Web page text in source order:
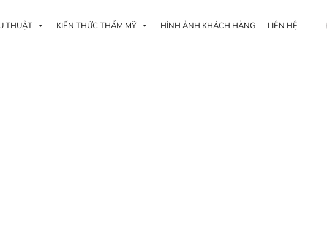
THUẬT KIẾN THỨC THẨM MỸ HÌNH ẢNH KHÁCH HÀNG LIÊN HỆ